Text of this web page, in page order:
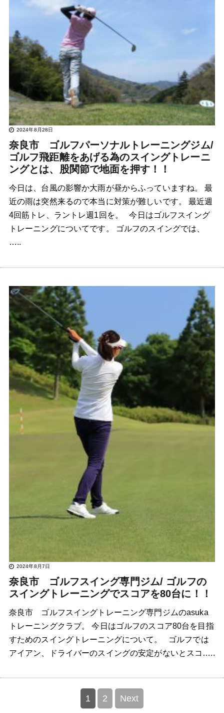
2024年8月28日
奈良市 ゴルフパーソナルトレーニングジム/
ゴルフ飛距離をあげる為のスイングトレーニ
ングとは、股関節で地面を押す！！
今日は、台風の影響か大雨が昼からふっていますね。 最
近の雨は突然来るので本当に対策が難しいです。 最近週
4回筋トレ、ラントレ週1回を。 今日はゴルフスイング
トレーニングについてです。 ゴルフのスイングでは、
…..
2024年8月7日
奈良市 ゴルフスイング専門ジム/ ゴルフの
スイングトレーニングでスコアを80台に！！
奈良市 ゴルフスイングトレーニング専門ジムのasuka
トレーニングクラブ。 今日はゴルフのスコア80台を目指
すためのスイングトレーニングについて。 ゴルフでは
アイアン、ドライバーのスイングの安定がないとスコ…..
1 2 Next